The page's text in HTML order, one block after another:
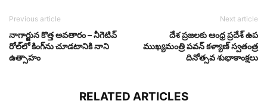
Previous article
నాగార్జున కొత్త అవతారం – నీగెటివ్
రోల్‌లో కింగ్‌ను చూడటానికి నాని
ఉత్సాహం
Next article
దేశ ప్రజలకు ఆంధ్ర ప్రదేశ్ ఉప
ముఖ్యమంత్రి పవన్ కళ్యాణ్ స్వతంత్ర
దినోత్సవ శుభాకాంక్షలు
RELATED ARTICLES